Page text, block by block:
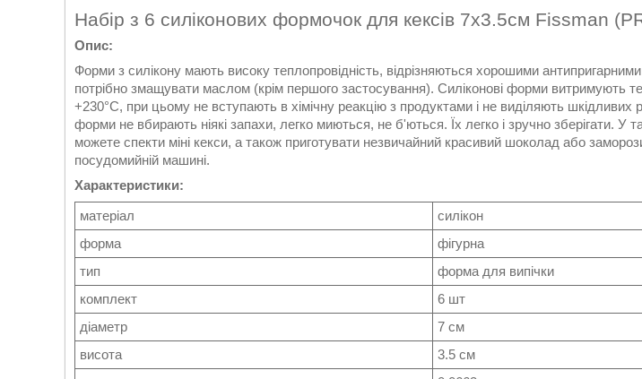
Набір з 6 силіконових формочок для кексів 7х3.5см Fissman
Опис:
Форми з силікону мають високу теплопровідність, відрізняються хорошими
потрібно змащувати маслом (крім першого застосування). Силіконові форми витримують
+230°С, при цьому не вступають в хімічну реакцію з продуктами і не виділяють шкідливих
форми не вбирають ніякі запахи, легко миються, не б'ються. Їх легко і зручно зберігати. У
можете спекти міні кекси, а також приготувати незвичайний красивий шоколад або
посудомийній машині.
Характеристики:
матеріал
силікон
форма
фігурна
тип
форма для випічки
комплект
6 шт
діаметр
7 см
висота
3.5 см